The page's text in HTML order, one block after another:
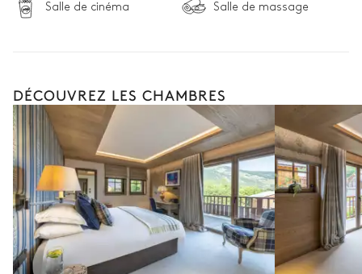
Salle de cinéma Salle de massage
DÉCOUVREZ LES CHAMBRES